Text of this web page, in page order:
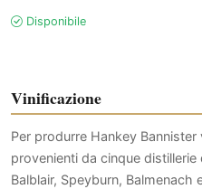
Disponibile
Vinificazione
Per produrre Hankey
provenienti da cinque
Balblair, Speyburn, Balmenach